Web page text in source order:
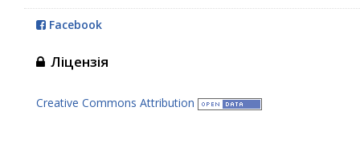
Facebook
Ліцензія
Creative Commons Attribution